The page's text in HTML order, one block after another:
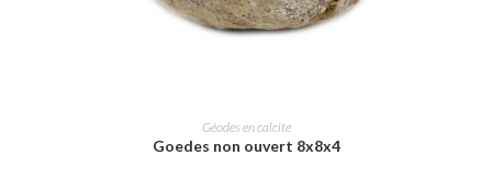
AJOUTER AU PANIER
Géodes en calcite
Goedes non ouvert 8x8x4